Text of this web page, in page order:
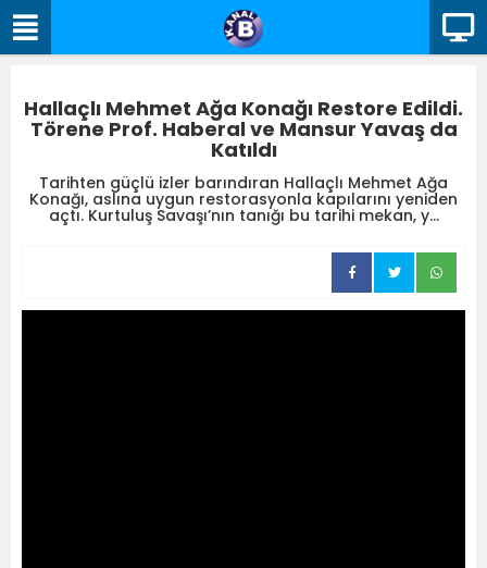
Hallaçlı Mehmet Ağa Konağı Restore Edildi.
Törene Prof. Haberal ve Mansur Yavaş da
Katıldı
Tarihten güçlü izler barındıran Hallaçlı Mehmet Ağa
Konağı, aslına uygun restorasyonla kapılarını yeniden
açtı. Kurtuluş Savaşı’nın tanığı bu tarihi mekan, y...